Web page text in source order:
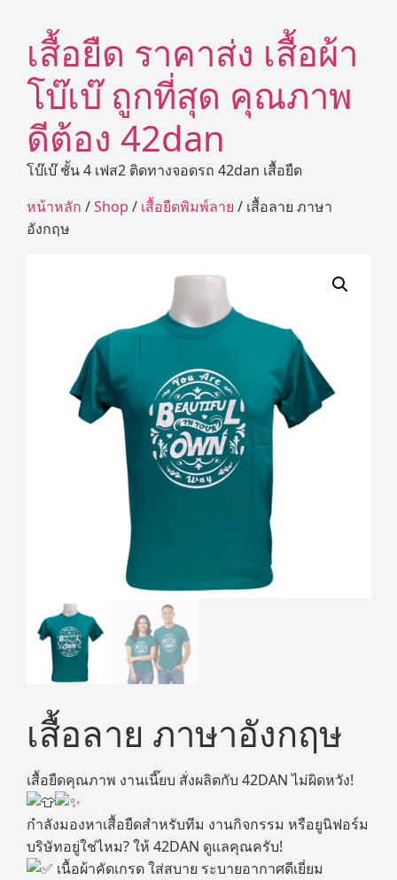
เสื้อยืด ราคาส่ง เสื้อผ้า
โบ๊เบ๊ ถูกที่สุด คุณภาพ
ดีต้อง 42dan
โบ๊เบ๊ ชั้น 4 เฟส2 ติดทางจอดรถ 42dan เสื้อยืด
หน้าหลัก /Shop / เสื้อยืดพิมพ์ลาย / เสื้อลาย ภาษา
อังกฤษ
เสื้อลาย ภาษาอังกฤษ
เสื้อยืดคุณภาพ งานเนี๊ยบ สั่งผลิตกับ 42DAN ไม่ผิดหวัง!
กำลังมองหาเสื้อยืดสำหรับทีม งานกิจกรรม หรือยูนิฟอร์ม
บริษัทอยู่ใช่ไหม? ให้ 42DAN ดูแลคุณครับ!
เนื้อผ้าคัดเกรด ใส่สบาย ระบายอากาศดีเยี่ยม